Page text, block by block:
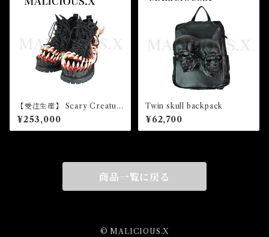
【受注生産】 Scary Creatur
e boots unisex
¥253,000
Twin skull backpack
¥62,700
商品一覧に戻る
© MALICIOUS.X